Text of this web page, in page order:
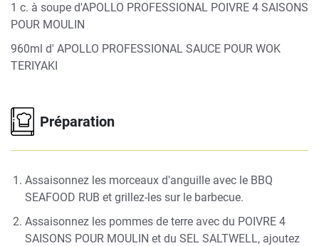
1 c. à soupe d'APOLLO PROFESSIONAL POIVRE 4 SAISONS
POUR MOULIN
960ml d' APOLLO PROFESSIONAL SAUCE POUR WOK
TERIYAKI
Préparation
Assaisonnez les morceaux d'anguille avec le BBQ
SEAFOOD RUB et grillez-les sur le barbecue.
Assaisonnez les pommes de terre avec du POIVRE 4
SAISONS POUR MOULIN et du SEL SALTWELL, ajoutez